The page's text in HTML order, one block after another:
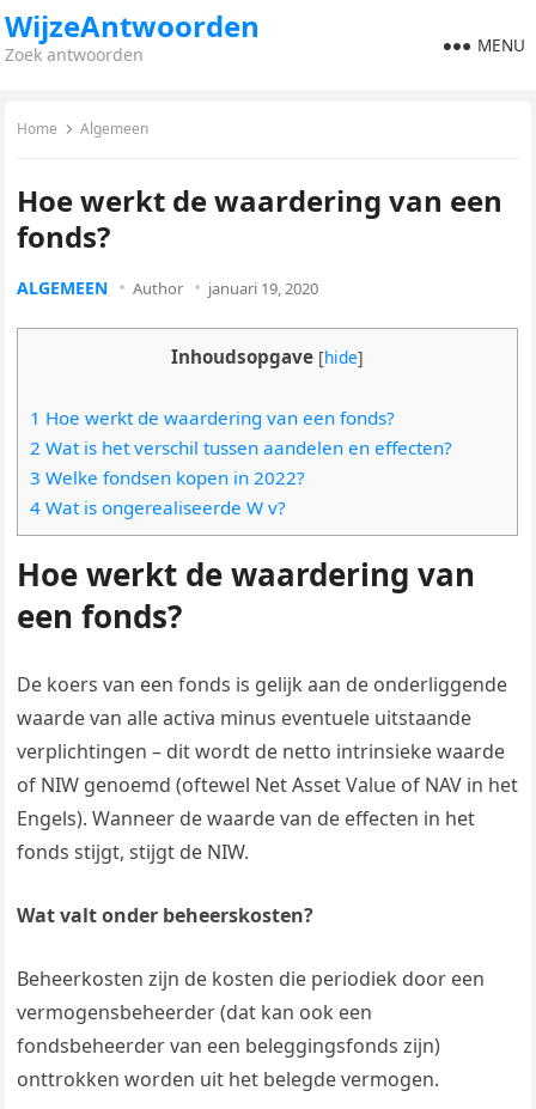
WijzeAntwoorden
Zoek antwoorden MENU
Home Algemeen
Hoe werkt de waardering van een
fonds?
ALGEMEEN Author januari 19, 2020
Inhoudsopgave [hide]
1 Hoe werkt de waardering van een fonds?
2 Wat is het verschil tussen aandelen en effecten?
3 Welke fondsen kopen in 2022?
4 Wat is ongerealiseerde W v?
Hoe werkt de waardering van
een fonds?
De koers van een fonds is gelijk aan de onderliggende
waarde van alle activa minus eventuele uitstaande
verplichtingen – dit wordt de netto intrinsieke waarde
of NIW genoemd (oftewel Net Asset Value of NAV in het
Engels). Wanneer de waarde van de effecten in het
fonds stijgt, stijgt de NIW.
Wat valt onder beheerskosten?
Beheerkosten zijn de kosten die periodiek door een
vermogensbeheerder (dat kan ook een
fondsbeheerder van een beleggingsfonds zijn)
onttrokken worden uit het belegde vermogen.